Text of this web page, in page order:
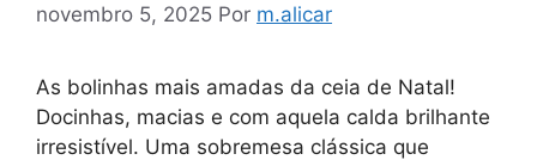
novembro 5, 2025 Por m.alicar
As bolinhas mais amadas da ceia de Natal!
Docinhas, macias e com aquela calda brilhante
irresistível. Uma sobremesa clássica que